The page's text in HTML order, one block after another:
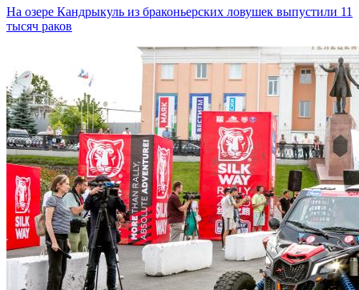
На озере Кандрыкуль из браконьерских ловушек выпустили 11
тысяч раков